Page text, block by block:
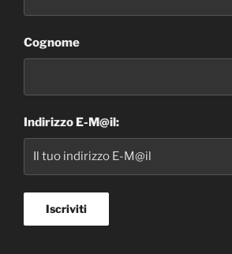
Cognome
Indirizzo E-M@il: